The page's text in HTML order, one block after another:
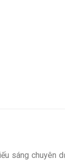
sáng chuyên